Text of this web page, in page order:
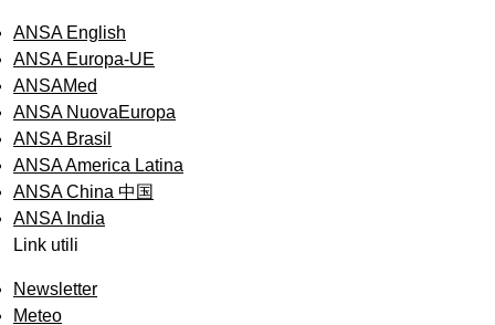
ANSA English
ANSA Europa-UE
ANSAMed
ANSA NuovaEuropa
ANSA Brasil
ANSA America Latina
ANSA China 中国
ANSA India
Link utili
Newsletter
Meteo